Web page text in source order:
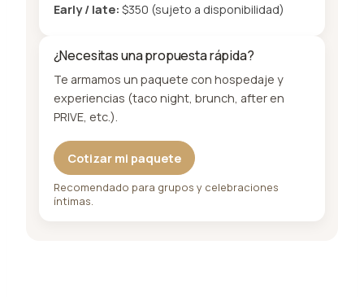
Early / late: $350 (sujeto a disponibilidad)
¿Necesitas una propuesta rápida?
Te armamos un paquete con hospedaje y
experiencias (taco night, brunch, after en
PRIVE, etc.).
Cotizar mi paquete
Recomendado para grupos y celebraciones
íntimas.